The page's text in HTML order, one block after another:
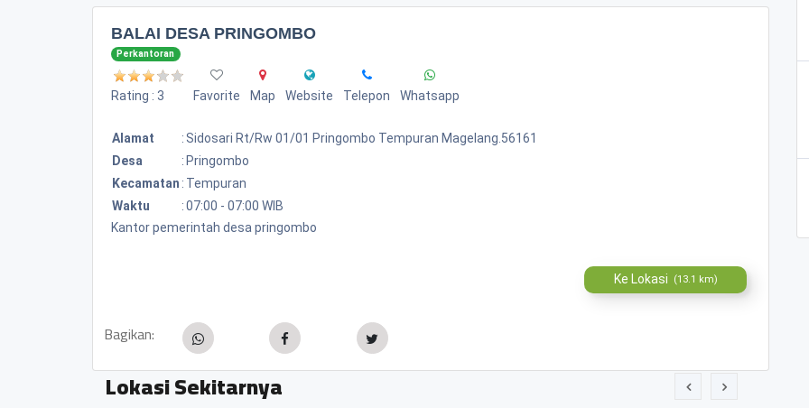
BALAI DESA PRINGOMBO
Perkantoran
Rating : 3 Favorite Map Website Telepon Whatsapp
Alamat : Sidosari Rt/rw 01/01 Pringombo Tempuran Magelang.56161
Desa
: Pringombo
Kecamatan : Tempuran
Waktu
:07:00 - 07:00 WIB
Kantor pemerintah desa pringombo
Ke Lokasi (13.1 km)
Bagikan:
Lokasi Sekitarnya